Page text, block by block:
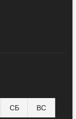
СБ ВС